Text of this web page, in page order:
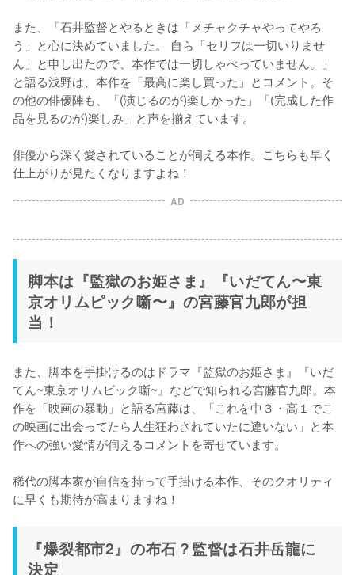
また、「石井監督とやるときは「メチャクチャやってやろ
う」と心に決めていました。 自ら「セリフは一切いりませ
ん」と申し出たので、本作では一切しゃべっていません。」
と語る浅野は、本作を「最高に楽し買った」とコメント。そ
の他の俳優陣も、「(演じるのが)楽しかった」「(完成した作
品を見るのが)楽しみ」と声を揃えています。
俳優から深く愛されていることが伺える本作。こちらも早く
仕上がりが見たくなりますよね！
AD
脚本は『監獄のお姫さま』『いだてん〜東
京オリムピック噺〜』の宮藤官九郎が担
当！
また、脚本を手掛けるのはドラマ『監獄のお姫さま』『いだ
てん~東京オリムビック噺~』などで知られる宮藤官九郎。本
作を「映画の暴動」と語る宮藤は、「これを中３・高１でこ
の映画に出会ってたら人生狂わされていたに違いない」と本
作への強い愛情が伺えるコメントを寄せています。
稀代の脚本家が自信を持って手掛ける本作、そのクオリティ
に早くも期待が高まりますね！
『爆裂都市2』の布石？監督は石井岳龍に
決定